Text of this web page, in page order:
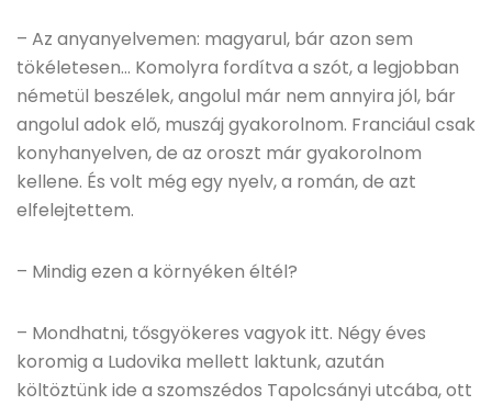
– Az anyanyelvemen: magyarul, bár azon sem
tökéletesen… Komolyra fordítva a szót, a legjobban
németül beszélek, angolul már nem annyira jól, bár
angolul adok elő, muszáj gyakorolnom. Franciául csak
konyhanyelven, de az oroszt már gyakorolnom
kellene. És volt még egy nyelv, a román, de azt
elfelejtettem.
– Mindig ezen a környéken éltél?
– Mondhatni, tősgyökeres vagyok itt. Négy éves
koromig a Ludovika mellett laktunk, azután
költöztünk ide a szomszédos Tapolcsányi utcába, ott